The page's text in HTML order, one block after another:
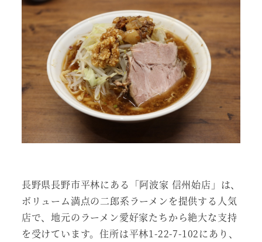
長野県長野市平林にある「阿波家 信州始店」は、
ボリューム満点の二郎系ラーメンを提供する人気
店で、地元のラーメン愛好家たちから絶大な支持
を受けています。住所は平林1-22-7-102にあり、